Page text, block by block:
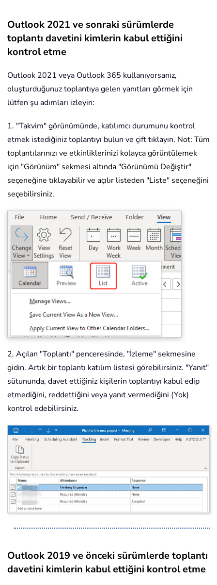
Outlook 2021 ve sonraki sürümlerde
toplantı davetini kimlerin kabul ettiğini
kontrol etme
Outlook 2021 veya Outlook 365 kullanıyorsanız,
oluşturduğunuz toplantıya gelen yanıtları görmek için
lütfen şu adımları izleyin:
1. "Takvim" görünümünde, katılımcı durumunu kontrol
etmek istediğiniz toplantıyı bulun ve çift tıklayın. Not: Tüm
toplantılarınızı ve etkinliklerinizi kolayca görüntülemek
için "Görünüm" sekmesi altında "Görünümü Değiştir"
seçeneğine tıklayabilir ve açılır listeden "Liste" seçeneğini
seçebilirsiniz.
2. Açılan "Toplantı" penceresinde, "İzleme" sekmesine
gidin. Artık bir toplantı katılım listesi görebilirsiniz. "Yanıt"
sütununda, davet ettiğiniz kişilerin toplantıyı kabul edip
etmediğini, reddettiğini veya yanıt vermediğini (Yok)
kontrol edebilirsiniz.
Outlook 2019 ve önceki sürümlerde toplantı
davetini kimlerin kabul ettiğini kontrol etme